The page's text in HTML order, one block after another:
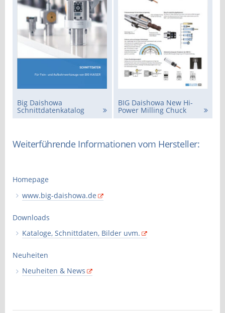
Big Daishowa
Schnittdatenkatalog
BIG Daishowa New Hi-
Power Milling Chuck
Weiterführende Informationen vom Hersteller:
Homepage
www.big-daishowa.de
Downloads
Kataloge, Schnittdaten, Bilder uvm.
Neuheiten
Neuheiten & News